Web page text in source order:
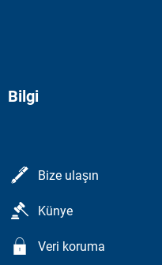
Bilgi
Bize ulaşın
Künye
Veri koruma